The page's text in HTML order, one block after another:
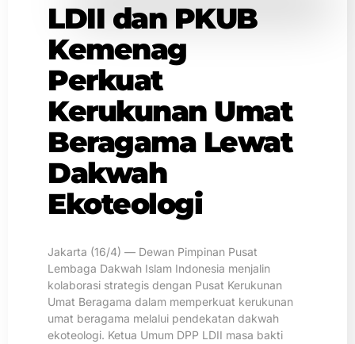
LDII dan PKUB
Kemenag
Perkuat
Kerukunan Umat
Beragama Lewat
Dakwah
Ekoteologi
Jakarta (16/4) — Dewan Pimpinan Pusat
Lembaga Dakwah Islam Indonesia menjalin
kolaborasi strategis dengan Pusat Kerukunan
Umat Beragama dalam memperkuat kerukunan
umat beragama melalui pendekatan dakwah
ekoteologi. Ketua Umum DPP LDII masa bakti